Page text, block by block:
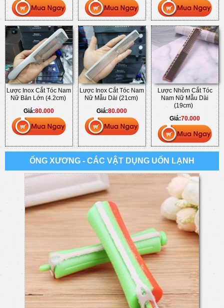
Lược Inox Cắt Tóc Nam
Nữ Bản Lớn (4.2cm)
Giá:80.000
Lược Inox Cắt Tóc Nam
Nữ Mẫu Dài (21cm)
Giá:80.000
Lược Nhôm Cắt Tóc
Nam Nữ Mẫu Dài
(19cm)
Giá:70.000
ỐNG XƯƠNG - CÁC VẬT DỤNG UỐN LẠNH